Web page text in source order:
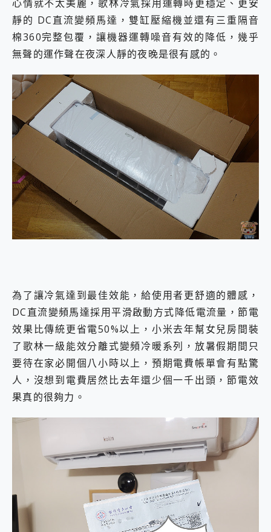
心情就不太美麗，歌林冷氣採用運轉時更穩定、更安
靜的 DC直流變頻馬達，雙缸壓縮機並還有三重隔音
棉360完整包覆，讓機器運轉噪音有效的降低，幾乎
無聲的運作聲在夜深人靜的夜晚是很有感的。
為了讓冷氣達到最佳效能，給使用者更舒適的體感，
DC直流變頻馬達採用平滑啟動方式降低電流量，節電
效果比傳統更省電50%以上，小米去年幫女兒房間裝
了歌林一級能效分離式變頻冷暖系列，放暑假期間只
要待在家必開個八小時以上，預期電費帳單會有點驚
人，沒想到電費居然比去年還少個一千出頭，節電效
果真的很夠力。